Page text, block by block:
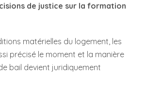
de justice sur la formation
matérielles du logement, les
précisé le moment et la manière
bail devient juridiquement